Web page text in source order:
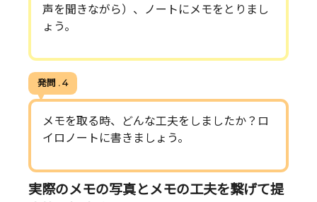
声を聞きながら）、ノートにメモをとりまし
ょう。
発問 . 4
メモを取る時、どんな工夫をしましたか？ロ
イロノートに書きましょう。
実際のメモの写真とメモの工夫を繋げて提